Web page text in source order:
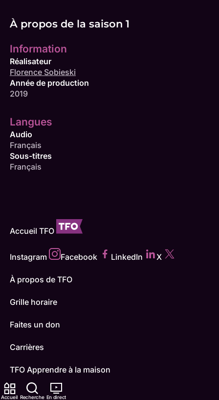
Accueil Recherche En direct
À propos de la saison 1
Information
Réalisateur
Florence Sobieski
Année de production
2019
Langues
Audio
Français
Sous-titres
Français
Accueil TFO
Instagram Facebook LinkedIn X
À propos de TFO
Grille horaire
Faites un don
Carrières
TFO Apprendre à la maison
Comment nous capter